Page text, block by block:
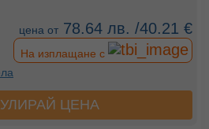
цена от 78.64 лв. /40.21 €
На изплащане с
ЦЕНА